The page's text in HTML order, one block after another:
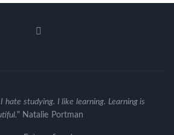
hate studying. I like learning. Learning is
" Natalie Portman